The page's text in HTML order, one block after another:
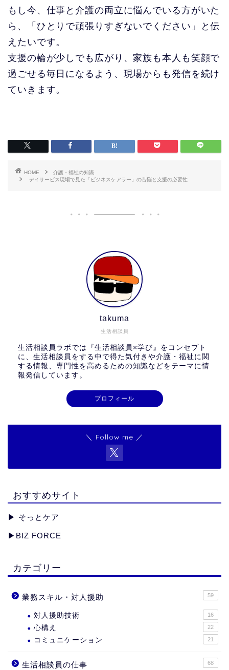
もし今、仕事と介護の両立に悩んでいる方がいた
ら、「ひとりで頑張りすぎないでください」と伝
えたいです。
支援の輪が少しでも広がり、家族も本人も笑顔で
過ごせる毎日になるよう、現場からも発信を続け
ていきます。
HOME
介護・福祉の知識
デイサービス現場で見た「ビジネスケアラー」の苦悩と支援の必要性
生活相談員
takuma
生活相談員ラボでは『生活相談員×学び』をコンセプト
に、生活相談員をする中で得た気付きや介護・福祉に関
する情報、専門性を高めるための知識などをテーマに情
報発信しています。
プロフィール
＼ Follow me ／
おすすめサイト
▶︎ そっとケア
▶︎ BIZ FORCE
カテゴリー
業務スキル・対人援助 59
対人援助技術 16
心構え 22
コミュニケーション 21
生活相談員の仕事 68